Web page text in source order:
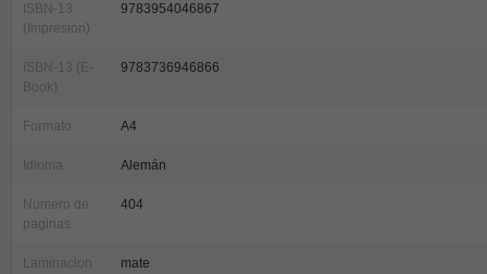
ISBN-13
(Impresion)
9783954046867
ISBN-13 (E-
Book)
9783736946866
Formato A4
Idioma Alemán
Numero de
paginas
404
Laminacion
mate